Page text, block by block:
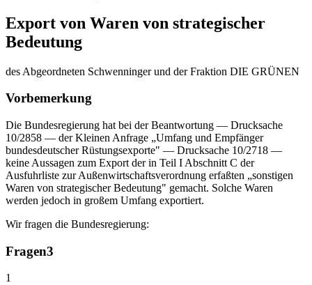
Export von Waren von strategischer
Bedeutung
des Abgeordneten Schwenninger und der Fraktion DIE GRÜNEN
Vorbemerkung
Die Bundesregierung hat bei der Beantwortung — Drucksache
10/2858 — der Kleinen Anfrage „Umfang und Empfänger
bundesdeutscher Rüstungsexporte" — Drucksache 10/2718 —
keine Aussagen zum Export der in Teil I Abschnitt C der
Ausfuhrliste zur Außenwirtschaftsverordnung erfaßten „sonstigen
Waren von strategischer Bedeutung" gemacht. Solche Waren
werden jedoch in großem Umfang exportiert.
Wir fragen die Bundesregierung:
Fragen3
1